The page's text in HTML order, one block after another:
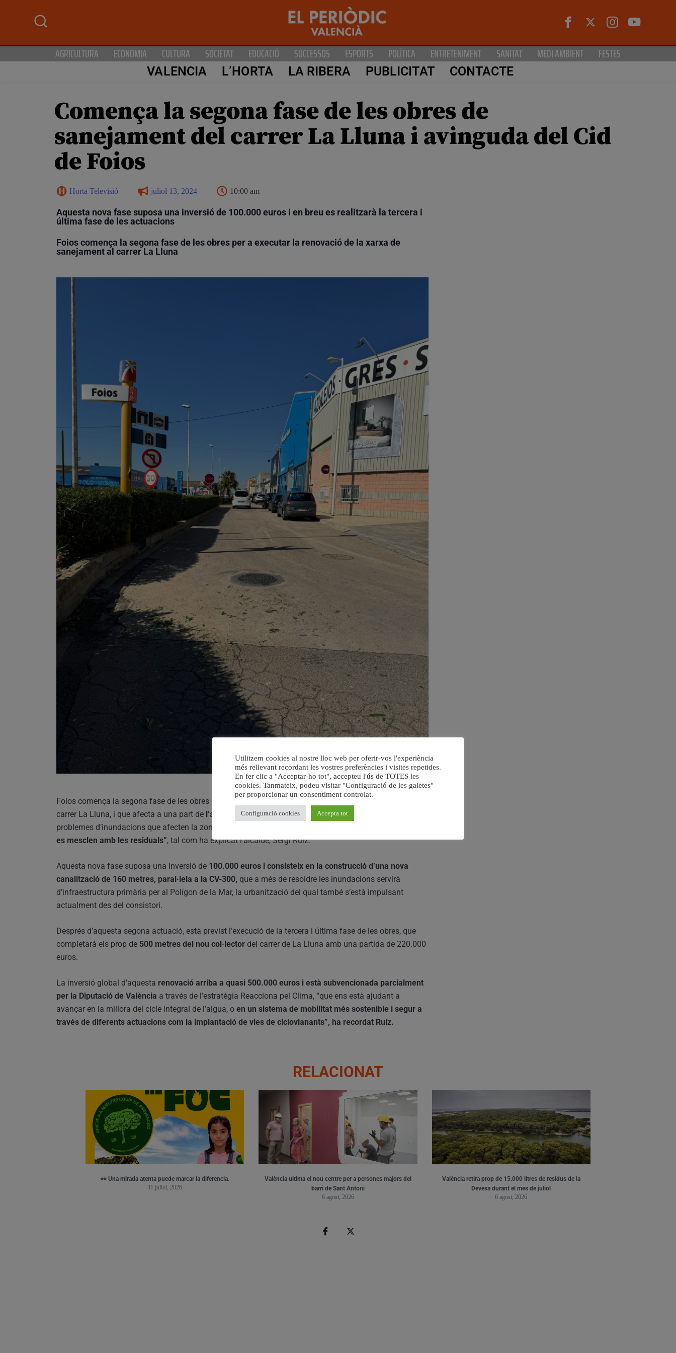
AGRICULTURA ECONOMIA CULTURA SOCIETAT EDUCACIÓ SUCCESSOS ESPORTS POLÍTICA ENTRETENIMENT SANITAT MEDI AMBIENT FESTES
VALENCIA L’HORTA LA RIBERA PUBLICITAT CONTACTE
Comença la segona fase de les obres de
sanejament del carrer La Lluna i avinguda del Cid
de Foios
Horta Televisió juliol 13, 2024 10:00 am
Aquesta nova fase suposa una inversió de 100.000 euros i en breu es realitzarà la tercera i
última fase de les actuacions
Foios comença la segona fase de les obres per a executar la renovació de la xarxa de
sanejament al carrer La Lluna
Foios comença la segona fase de les obres per a executar la renovació de la xarxa de sanejament al
carrer La Lluna, i que afecta a una part de l’avinguda del Cid, “una actuació que ajudarà a resoldre els
problemes d’inundacions que afecten la zona i evitarà que
es mesclen amb les residuals”, tal com ha explicat l’alcalde, Sergi Ruiz.
Aquesta nova fase suposa una inversió de 100.000 euros i consisteix en la construcció d’una nova
canalització de 160 metres, paral·lela a la CV-300, que a més de resoldre les inundacions servirà
d’infraestructura primària per al Polígon de la Mar, la urbanització del qual també s’està impulsant
actualment des del consistori.
Després d’aquesta segona actuació, està previst l’execució de la tercera i última fase de les obres, que
completarà els prop de 500 metres del nou col·lector del carrer de La Lluna amb una partida de 220.000
euros.
La inversió global d’aquesta renovació arriba a quasi 500.000 euros i està subvencionada parcialment
per la Diputació de València a través de l’estratègia Reacciona pel Clima, “que ens està ajudant a
avançar en la millora del cicle integral de l’aigua, o en un sistema de mobilitat més sostenible i segur a
través de diferents actuacions com la implantació de vies de ciclovianants”, ha recordat Ruiz.
RELACIONAT
👀 Una mirada atenta puede marcar la diferencia.
31 juliol, 2026
València ultima el nou centre per a persones majors del
barri de Sant Antoni
6 agost, 2026
València retira prop de 15.000 litres de residus de la
Devesa durant el mes de juliol
6 agost, 2026
Utilitzem cookies al nostre lloc web per oferir-vos l'experiència
més rellevant recordant les vostres preferències i visites repetides.
En fer clic a "Acceptar-ho tot", accepteu l'ús de TOTES les
cookies. Tanmateix, podeu visitar "Configuració de les galetes"
per proporcionar un consentiment controlat.
Configuració cookies Accepta tot